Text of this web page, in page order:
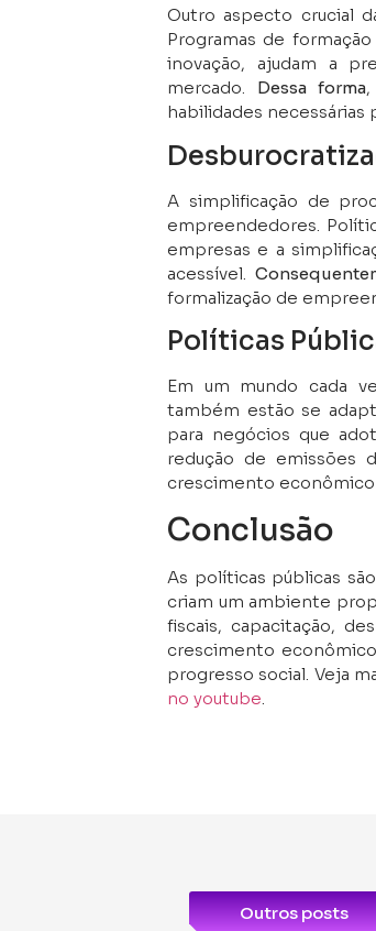
Outro aspecto crucial
Programas de
inovação, ajudam a
mercado. Dessa forma,
habilidades necessárias
A simplificação de
empreendedores.
empresas e a
acessível.
formalização de
Políticas
Em um mundo cada
também estão se
para negócios que
redução de emissões
crescimento
Conclusão
As políticas públicas
criam um ambiente
fiscais, capacitação,
crescimento
progresso social. Veja
no youtube
Outros posts